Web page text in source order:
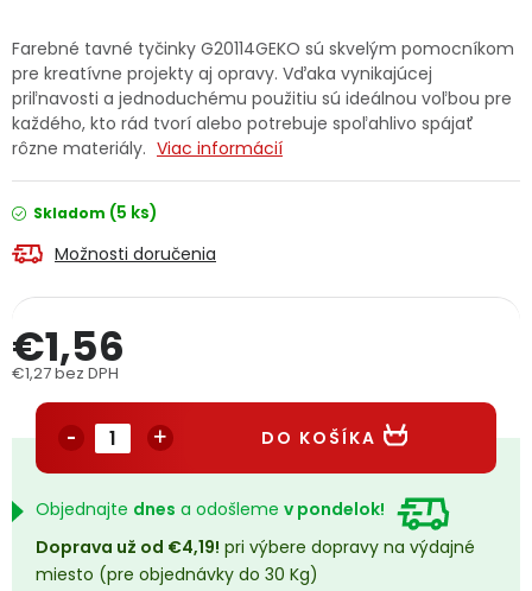
Servis náradia Hodnotenie obchodu
Doprava a platba
Kontakty
Reklamačný formulár Odstúpenie v lehote 14 dní
Obchodné podmienky
Podmienky ochrany osobných údajov
Farebné tavné tyčinky G20114GEKO sú skvelým pomocníkom
pre kreatívne projekty aj opravy. Vďaka vynikajúcej
priľnavosti a jednoduchému použitiu sú ideálnou voľbou pre
každého, kto rád tvorí alebo potrebuje spoľahlivo spájať
rôzne materiály. Viac informácií
Skladom (5 ks)
Možnosti doručenia
€1,56
€1,27 bez DPH
DO KOŠÍKA
Objednajte dnes a odošleme v pondelok!
Doprava už od €4,19! pri výbere dopravy na výdajné
miesto (pre objednávky do 30 Kg)